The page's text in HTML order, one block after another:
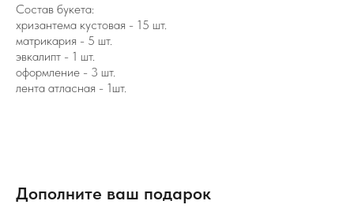
Состав букета:
хризантема кустовая - 15 шт.
матрикария - 5 шт.
эвкалипт - 1 шт.
оформление - 3 шт.
лента атласная - 1шт.
Дополните ваш подарок